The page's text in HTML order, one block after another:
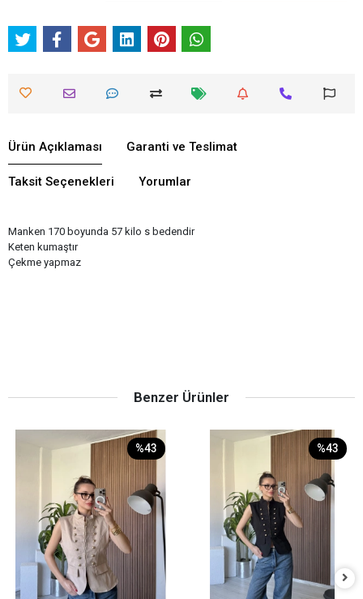
Ürün Açıklaması Garanti ve Teslimat
Taksit Seçenekleri Yorumlar
Manken 170 boyunda 57 kilo s bedendir
Keten kumaştır
Çekme yapmaz
Benzer Ürünler
%43 %43